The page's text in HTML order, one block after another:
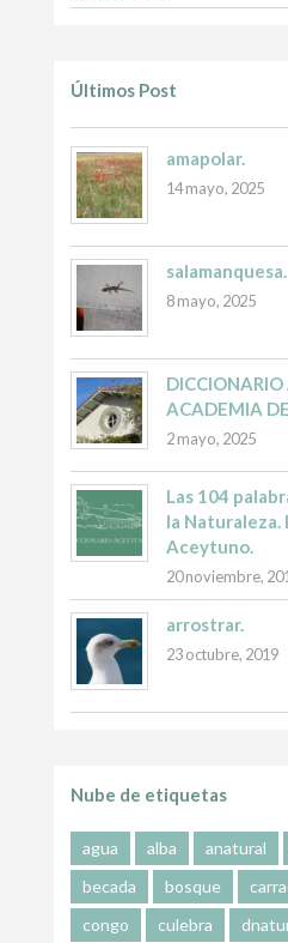
Últimos Post
amapolar.
14 mayo, 2025
salamanquesa.
8 mayo, 2025
ACADEMIA
2 mayo, 2025
Las 104
la Naturaleza.
Aceytuno.
20 noviembre,
arrostrar.
23 octubre, 2019
Nube de etiquetas
agua alba anatural
becada
bosque
congo
culebra